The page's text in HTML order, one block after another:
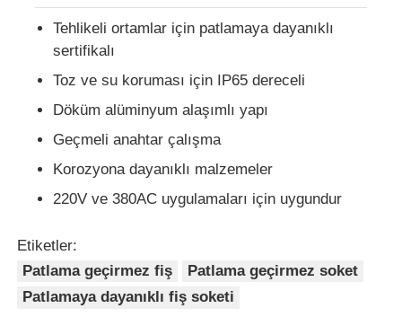
patlamaya dayanıklı fan
Patlamaya Dayanıklı Kutu
patlamaya dayanıklı anahtar
Patlama geçirmez kablo bezleri
Tehlikeli ortamlar için patlamaya dayanıklı
sertifikalı
Toz ve su koruması için IP65 dereceli
Döküm alüminyum alaşımlı yapı
Geçmeli anahtar çalışma
Korozyona dayanıklı malzemeler
220V ve 380AC uygulamaları için uygundur
Etiketler:
Patlama geçirmez fiş
Patlama geçirmez soket
Patlamaya dayanıklı fiş soketi